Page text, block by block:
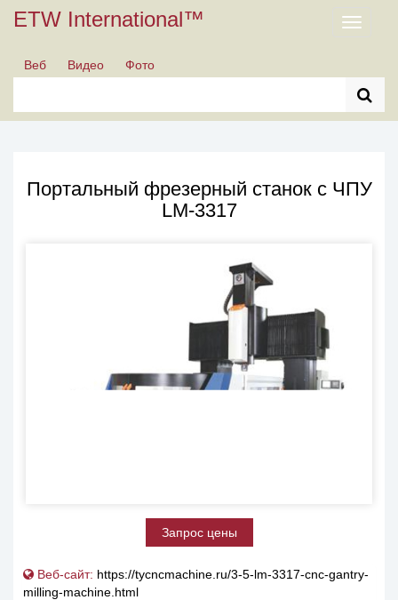
ETW International™
Toggle
Веб
Видео Фото
Портальный фрезерный станок с ЧПУ
LM-3317
Запрос цены
Веб-сайт: https://tycncmachine.ru/3-5-lm-3317-cnc-gantry-
milling-machine.html